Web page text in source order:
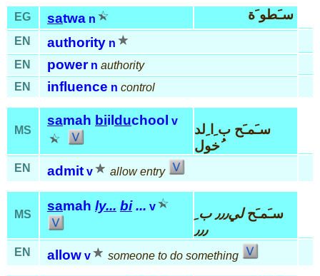
EG satwa n سـَطو َة
EN authority n
EN
power n authority
EN
influence n control
MS
samah biil duchool v
سـَمـَح ب ِا ِلد
ُخول
EN admit v allow entry
MS
samah ly... bi... v سـَمـَح
لي٫٫٫ ب ِ
٫٫٫
EN allow v someone to do something